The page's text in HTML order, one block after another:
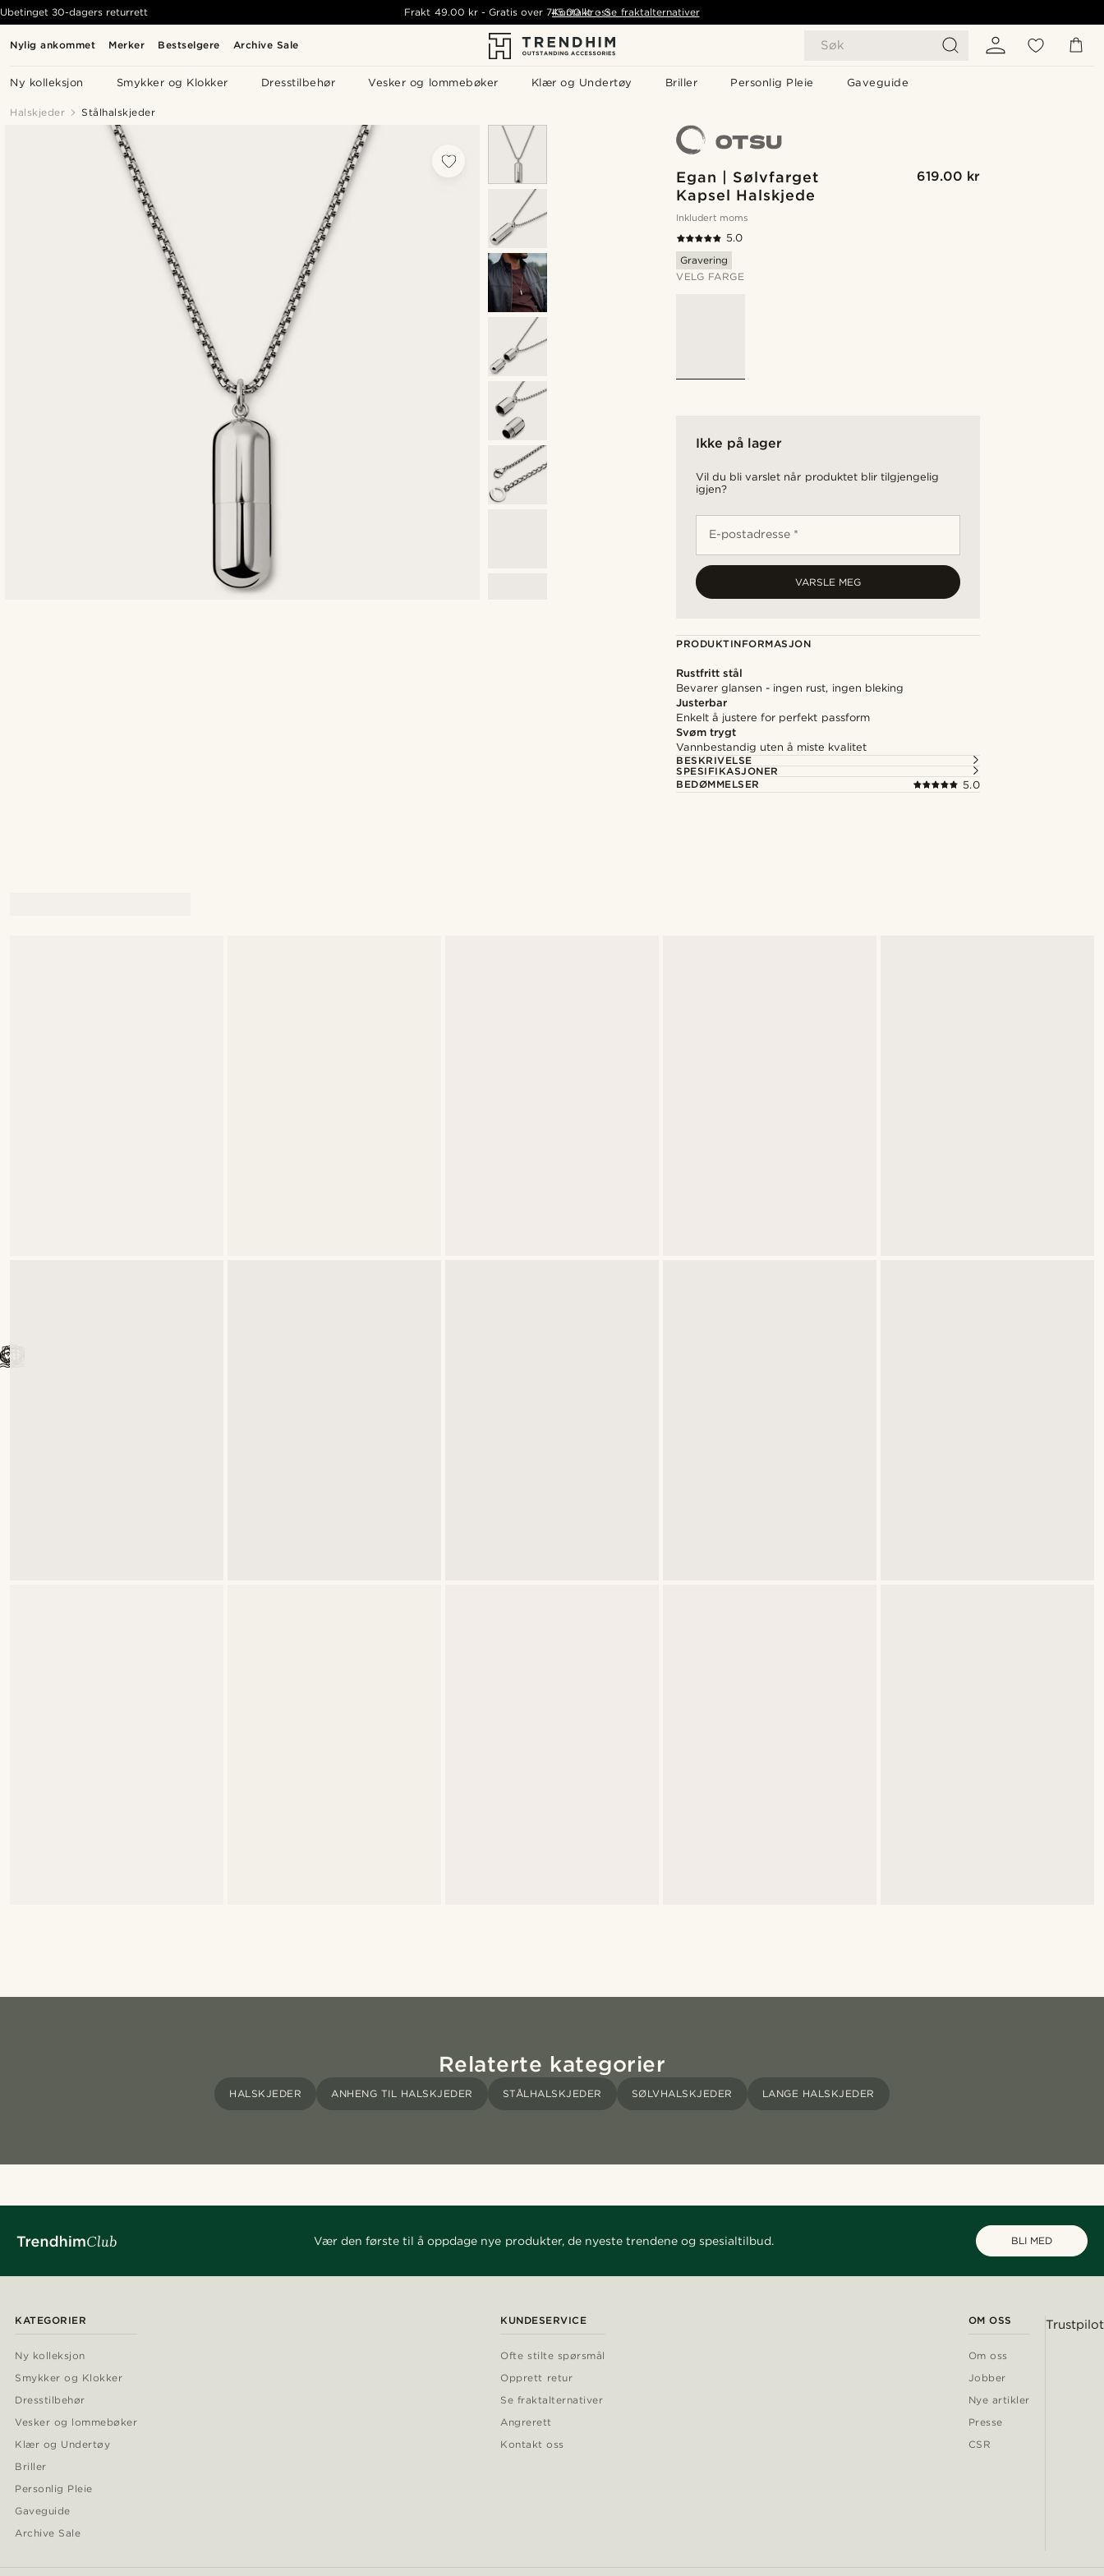
Nylig ankommet Merker Bestselgere Archive Sale Søk
Ny kolleksjon Smykker og Klokker Dresstilbehør Vesker og lommebøker Klær og Undertøy Briller Personlig Pleie Gaveguide
Ubetinget 30-dagers returrett Frakt 49.00 kr- Gratis over 745.00 kr - Se fraktalternativer
Kontakt oss
Halskjeder Stålhalskjeder
Egan | Sølvfarget
Kapsel Halskjede
619.00 kr
Inkludert moms
5.0
Gravering
VELG FARGE
Ikke på lager
Vil du bli varslet når produktet blir tilgjengelig
igjen?
E-postadresse *
VARSLE MEG
PRODUKTINFORMASJON
Rustfritt stål
Bevarer glansen - ingen rust, ingen bleking
Justerbar
Enkelt å justere for perfekt passform
Svøm trygt
Vannbestandig uten å miste kvalitet
BESKRIVELSE
SPESIFIKASJONER
BEDØMMELSER
5.0
Relaterte kategorier
HALSKJEDER ANHENG TIL HALSKJEDER STÅLHALSKJEDER SØLVHALSKJEDER LANGE HALSKJEDER
Vær den første til å oppdage nye produkter, de nyeste trendene og spesialtilbud. BLI MED
KATEGORIER
Ny kolleksjon
Smykker og Klokker
Dresstilbehør
Vesker og lommebøker
Klær og Undertøy
Briller
Personlig Pleie
Gaveguide
Archive Sale
KUNDESERVICE
Ofte stilte spørsmål
Opprett retur
Se fraktalternativer
Angrerett
Kontakt oss
OM OSS
Om oss
Jobber
Nye artikler
Presse
CSR
Trustpilot